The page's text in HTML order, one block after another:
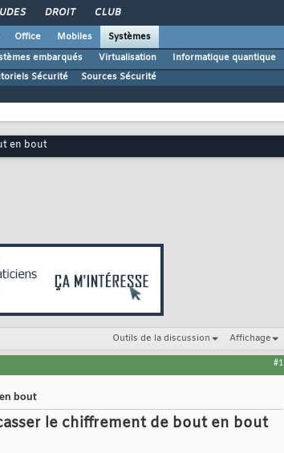
DROIT CLUB
Office Mobiles
Systèmes
embarqués Virtualisation Informatique quantique
Sécurité Sources Sécurité
en bout
Outils de la discussion Affichage
#1
bout
le chiffrement de bout en bout